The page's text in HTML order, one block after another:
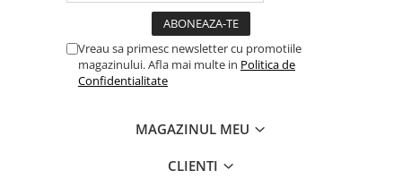
Vreau sa primesc newsletter cu promotiile
magazinului. Afla mai multe in Politica de
Confidentialitate
MAGAZINUL MEU
CLIENTI